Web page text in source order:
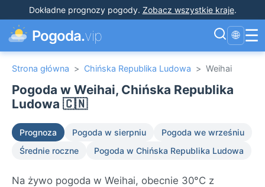
Dokładne prognozy pogody. Zobacz wszystkie kraje.
Pogoda.vip 🌐 ☰
Strona główna > Chińska Republika Ludowa > Weihai
Pogoda w Weihai, Chińska Republika
Ludowa 🇨🇳
Prognoza Pogoda w sierpniu
Pogoda we wrześniu
Średnie roczne
Pogoda w Chińska Republika Ludowa
Na żywo pogoda w Weihai, obecnie 30°C z